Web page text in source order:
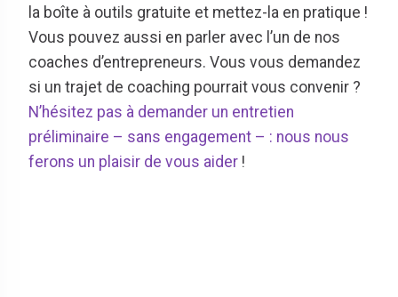
la boîte à outils gratuite et mettez-la en pratique !
Vous pouvez aussi en parler avec l’un de nos
coaches d’entrepreneurs. Vous vous demandez
si un trajet de coaching pourrait vous convenir ?
N’hésitez pas à demander un entretien
préliminaire – sans engagement – : nous nous
ferons un plaisir de vous aider !